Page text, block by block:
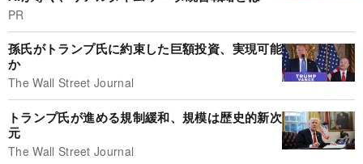
PR
孫氏がトランプ氏に約束した巨額投資、実現可能
か
The Wall Street Journal
トランプ氏が進める規制緩和、規模は歴史的新次
元
The Wall Street Journal